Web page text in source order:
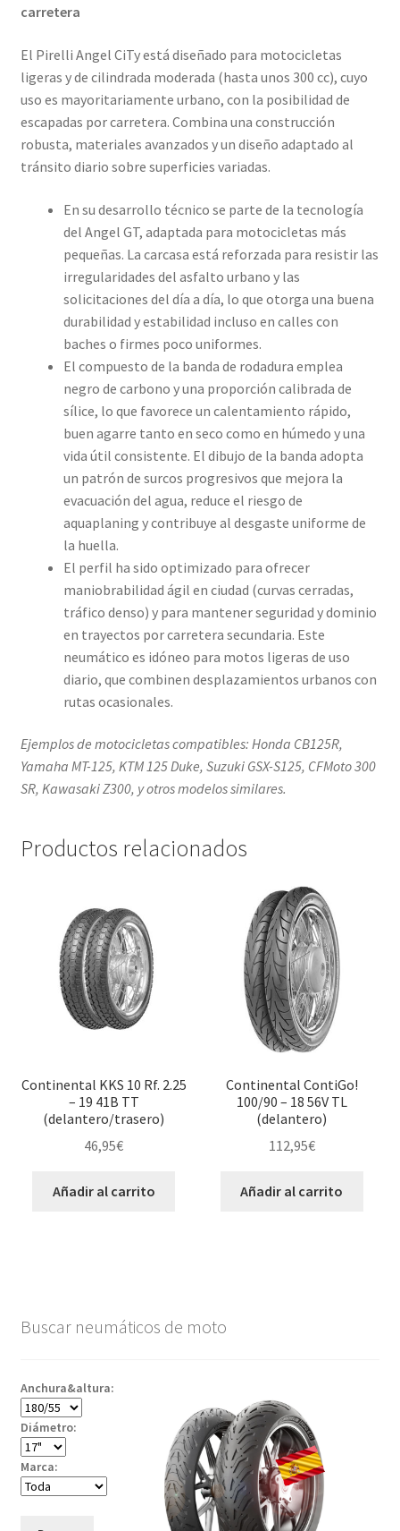
carretera
El Pirelli Angel CiTy está diseñado para motocicletas
ligeras y de cilindrada moderada (hasta unos 300 cc), cuyo
uso es mayoritariamente urbano, con la posibilidad de
escapadas por carretera. Combina una construcción
robusta, materiales avanzados y un diseño adaptado al
tránsito diario sobre superficies variadas.
En su desarrollo técnico se parte de la tecnología
del Angel GT, adaptada para motocicletas más
pequeñas. La carcasa está reforzada para resistir las
irregularidades del asfalto urbano y las
solicitaciones del día a día, lo que otorga una buena
durabilidad y estabilidad incluso en calles con
baches o firmes poco uniformes.
El compuesto de la banda de rodadura emplea
negro de carbono y una proporción calibrada de
sílice, lo que favorece un calentamiento rápido,
buen agarre tanto en seco como en húmedo y una
vida útil consistente. El dibujo de la banda adopta
un patrón de surcos progresivos que mejora la
evacuación del agua, reduce el riesgo de
aquaplaning y contribuye al desgaste uniforme de
la huella.
El perfil ha sido optimizado para ofrecer
maniobrabilidad ágil en ciudad (curvas cerradas,
tráfico denso) y para mantener seguridad y dominio
en trayectos por carretera secundaria. Este
neumático es idóneo para motos ligeras de uso
diario, que combinen desplazamientos urbanos con
rutas ocasionales.
Ejemplos de motocicletas compatibles: Honda CB125R,
Yamaha MT-125, KTM 125 Duke, Suzuki GSX-S125, CFMoto 300
SR, Kawasaki Z300, y otros modelos similares.
Productos relacionados
Continental KKS 10 Rf. 2.25
– 19 41B TT
(delantero/trasero)
46,95€
Añadir al carrito
Continental ContiGo!
100/90 – 18 56V TL
(delantero)
112,95€
Añadir al carrito
Buscar neumáticos de moto
Anchura&altura:
Diámetro:
Marca: